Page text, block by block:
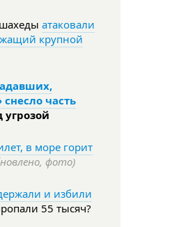
атаковали
крупной
часть
угрозой
в море горит
фото)
и избили
55 тысяч?